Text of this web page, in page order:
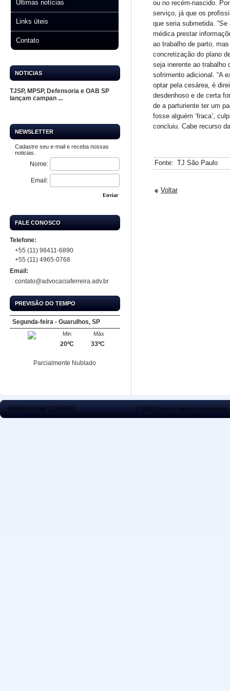
Últimas notícias
Links úteis
Contato
NOTICIAS
TJSP, MPSP, Defensoria e OAB SP
lançam campan ...
NEWSLETTER
Cadastre seu e-mail e receba nossas
noticias.
Nome:
Email:
Enviar
FALE CONOSCO
Telefone:
+55 (11) 98411-6890
+55 (11) 4965-0768
Email:
contato@advocaciaferreira.adv.br
PREVISÃO DO TEMPO
Segunda-feira - Guarulhos, SP
Máx
33ºC
Min
20ºC
Parcialmente Nublado
ou no recém-nascido.
serviço, já que os
que seria submetida.
médica prestar
ao trabalho de parto,
concretização do plano
seja inerente ao trabalho
sofrimento adicional. “A
optar pela cesárea, é
desdenhoso e de certa
de a parturiente ter um
fosse alguém ‘fraca’,
concluiu. Cabe recurso
Fonte: TJ São Paulo
Voltar
Visitas no site: 1209852 © 2026 Todos os direitos reservados